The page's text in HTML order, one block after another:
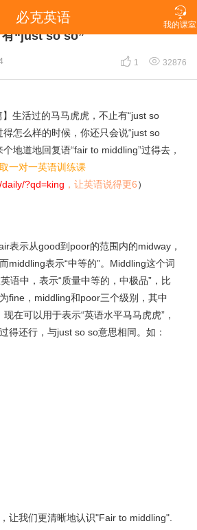

我的课室
必克英语
候篇】生活过的马马虎虎，不止
有“just so so”
 1  32876
】生活过的马马虎虎，不止有“just so
怎么样的时候，你还只会说“just so
地道地回复语“fair to middling”过得去，
一对一英语训练课
?qd=king ，让英语说得更6）
表示从good到poor的范围内的midway，
middling表示“中等的”。Middling这个词
语中，表示“质量中等的，中极品”，比
fine，middling和poor三个级别，其中
在可以用于表示“英语水平马马虎虎”，
得还行，与just so so意思相同。如：
让我们更清晰地认识"Fair to middling".